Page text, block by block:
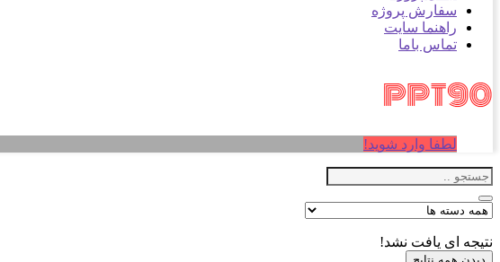
سفارش پروژه
راهنما سایت
تماس باما
لطفا وارد شوید!
نتیجه ای یافت نشد!